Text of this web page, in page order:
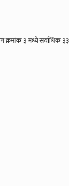
३ मध्ये सर्वाधिक ३३